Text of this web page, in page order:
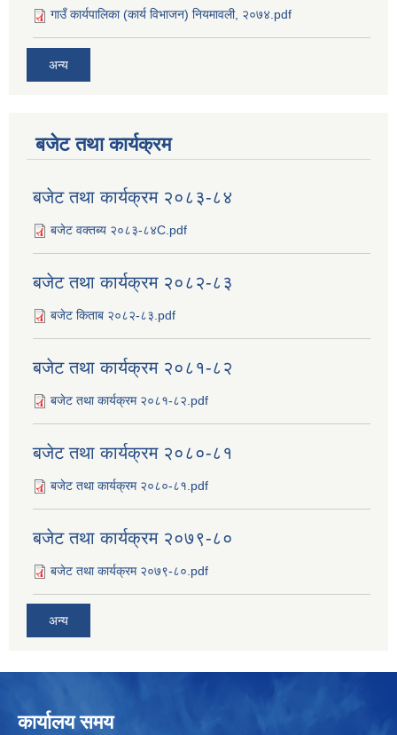
गाउँ कार्यपालिका (कार्य विभाजन) नियमावली, २०७४.pdf
अन्य
बजेट तथा कार्यक्रम
बजेट तथा कार्यक्रम २०८३-८४
बजेट वक्तब्य २०८३-८४C.pdf
बजेट तथा कार्यक्रम २०८२-८३
बजेट किताब २०८२-८३.pdf
बजेट तथा कार्यक्रम २०८१-८२
बजेट तथा कार्यक्रम २०८१-८२.pdf
बजेट तथा कार्यक्रम २०८०-८१
बजेट तथा कार्यक्रम २०८०-८१.pdf
बजेट तथा कार्यक्रम २०७९-८०
बजेट तथा कार्यक्रम २०७९-८०.pdf
अन्य
कार्यालय समय